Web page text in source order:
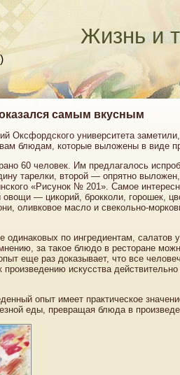
Жизнь и
самым вкусным
Оксфордского университета
блюдам, которые выложены в виде
60 человек. Им предлагалось
тарелки, второй — опрятно
«Рисунок № 201». Самое
— цикорий, брокколи, горошек,
оливковое масло и свекольно-
по ингредиентам, салатов
за такое блюдо в ресторане
еще раз доказывает, что все
искусства
опыт имеет практическое
еды, превращая блюда в